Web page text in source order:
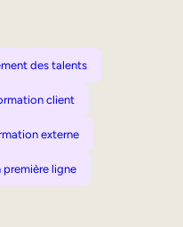
des talents
client
externe
première ligne